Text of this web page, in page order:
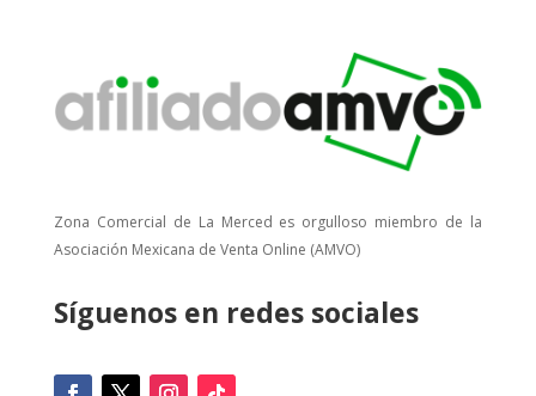
Zona Comercial de La Merced es orgulloso miembro de la
Asociación Mexicana de Venta Online (AMVO)
Síguenos en redes sociales